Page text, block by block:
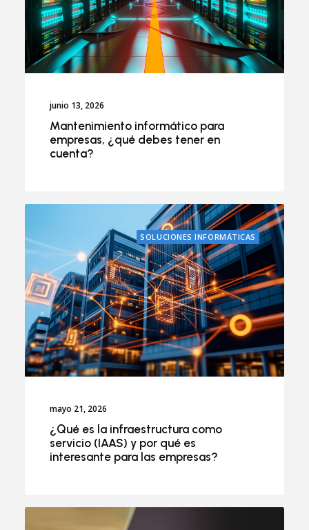
junio 13, 2026
Mantenimiento informático para
empresas, ¿qué debes tener en
cuenta?
SOLUCIONES INFORMÁTICAS
mayo 21, 2026
¿Qué es la infraestructura como
servicio (IAAS) y por qué es
interesante para las empresas?